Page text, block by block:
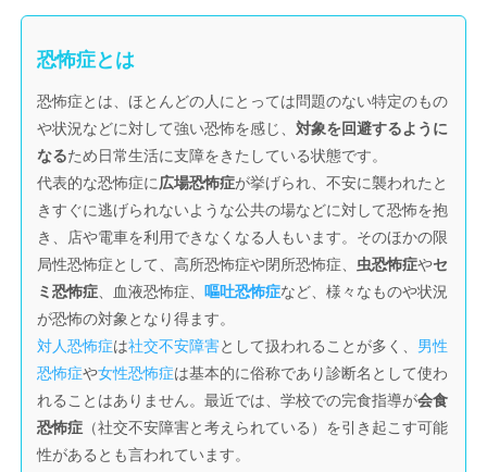
恐怖症とは
恐怖症とは、ほとんどの人にとっては問題のない特定のもの
や状況などに対して強い恐怖を感じ、対象を回避するように
なるため日常生活に支障をきたしている状態です。
代表的な恐怖症に広場恐怖症が挙げられ、不安に襲われたと
きすぐに逃げられないような公共の場などに対して恐怖を抱
き、店や電車を利用できなくなる人もいます。そのほかの限
局性恐怖症として、高所恐怖症や閉所恐怖症、 虫恐怖症やセ
ミ恐怖症 、血液恐怖症、 嘔吐恐怖症など、様々なものや状況
が恐怖の対象となり得ます。
対人恐怖症は社交不安障害として扱われることが多く、 男性
恐怖症や女性恐怖症は基本的に俗称であり診断名として使わ
れることはありません。最近では、学校での完食指導が会食
恐怖症 （社交不安障害と考えられている）を引き起こす可能
性があるとも言われています。